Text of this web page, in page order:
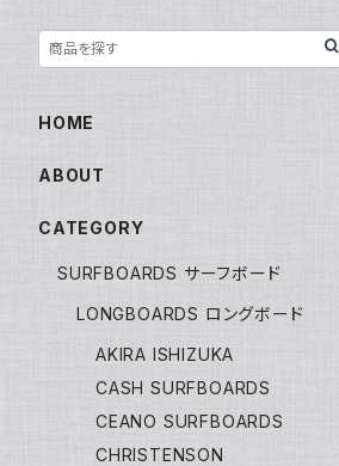
HOME
ABOUT
CATEGORY
SURFBOARDS サーフボード
LONGBOARDS ロングボード
AKIRA ISHIZUKA
CASH SURFBOARDS
CEANO SURFBOARDS
CHRISTENSON